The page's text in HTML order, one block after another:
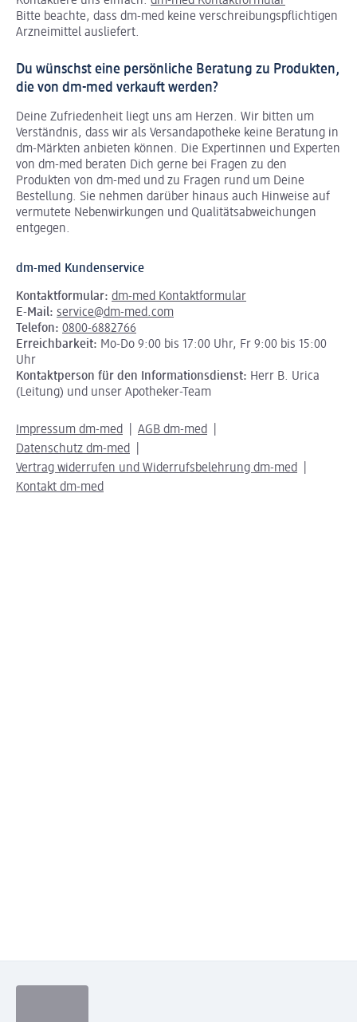
Bitte beachte, dass dm-med keine verschreibungspflichtigen
Arzneimittel ausliefert.
Du wünschst eine persönliche Beratung zu Produkten,
die von dm-med verkauft werden?
Deine Zufriedenheit liegt uns am Herzen. Wir bitten um
Verständnis, dass wir als Versandapotheke keine Beratung in
dm-Märkten anbieten können. Die Expertinnen und Experten
von dm-med beraten Dich gerne bei Fragen zu den
Produkten von dm-med und zu Fragen rund um Deine
Bestellung. Sie nehmen darüber hinaus auch Hinweise auf
vermutete Nebenwirkungen und Qualitätsabweichungen
entgegen.
dm-med Kundenservice
Kontaktformular: dm-med Kontaktformular
E-Mail: service@dm-med.com
Telefon: 0800-6882766
Erreichbarkeit: Mo-Do 9:00 bis 17:00 Uhr, Fr 9:00 bis 15:00
Uhr
Kontaktperson für den Informationsdienst: Herr B. Urica
(Leitung) und unser Apotheker-Team
Impressum dm-med
AGB dm-med
Datenschutz dm-med
Vertrag widerrufen und Widerrufsbelehrung dm-med
Kontakt dm-med